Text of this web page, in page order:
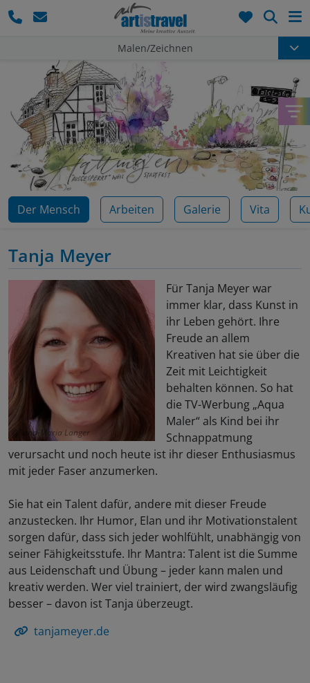
Malen/Zeichnen
Der Mensch Arbeiten Galerie Vita
Tanja Meyer
Anna-Maria Langer
Für Tanja Meyer war
immer klar, dass Kunst in
ihr Leben gehört. Ihre
Freude an allem
Kreativen hat sie über die
Zeit mit Leichtigkeit
behalten können. So hat
die TV-Werbung „Aqua
Maler“ als Kind bei ihr
Schnappatmung
verursacht und noch heute ist ihr dieser Enthusiasmus
mit jeder Faser anzumerken.
Sie hat ein Talent dafür, andere mit dieser Freude
anzustecken. Ihr Humor, Elan und ihr Motivationstalent
sorgen dafür, dass sich jeder wohlfühlt, unabhängig von
seiner Fähigkeitsstufe. Ihr Mantra: Talent ist die Summe
aus Leidenschaft und Übung – jeder kann malen und
kreativ werden. Wer viel trainiert, der wird zwangsläufig
besser – davon ist Tanja überzeugt.
tanjameyer.de